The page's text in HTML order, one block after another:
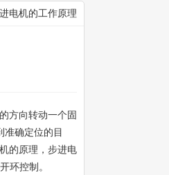
电机的工作原理
方向转动一个固
准确定位的目
的原理，步进电
环控制。